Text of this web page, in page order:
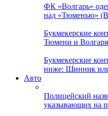
ФК «Волгарь»
над «Тюменью»
Букмекерские
Тюмени и Волгаря
Букмекерские
ниже: Шинник
Авто
Полицейский
указывающих на